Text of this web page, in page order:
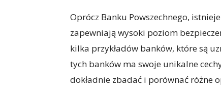
Oprócz Banku Powszechnego,
zapewniają wysoki poziom
kilka przykładów banków, które są
tych banków ma swoje unikalne
dokładnie zbadać i porównać różne